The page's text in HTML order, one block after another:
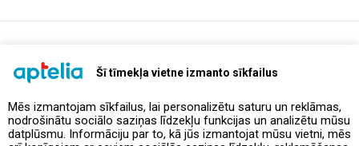
Šī tīmekļa vietne izmanto sīkfailus
Mēs izmantojam sīkfailus, lai personalizētu saturu un reklāmas,
nodrošinātu sociālo saziņas līdzekļu funkcijas un analizētu mūsu
datplūsmu. Informāciju par to, kā jūs izmantojat mūsu vietni, mēs
Предложения и акции